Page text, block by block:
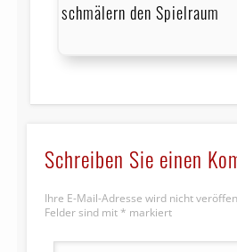
schmälern den Spielraum
Schreiben Sie einen
Ihre E-Mail-Adresse wird nicht
Felder sind mit * markiert